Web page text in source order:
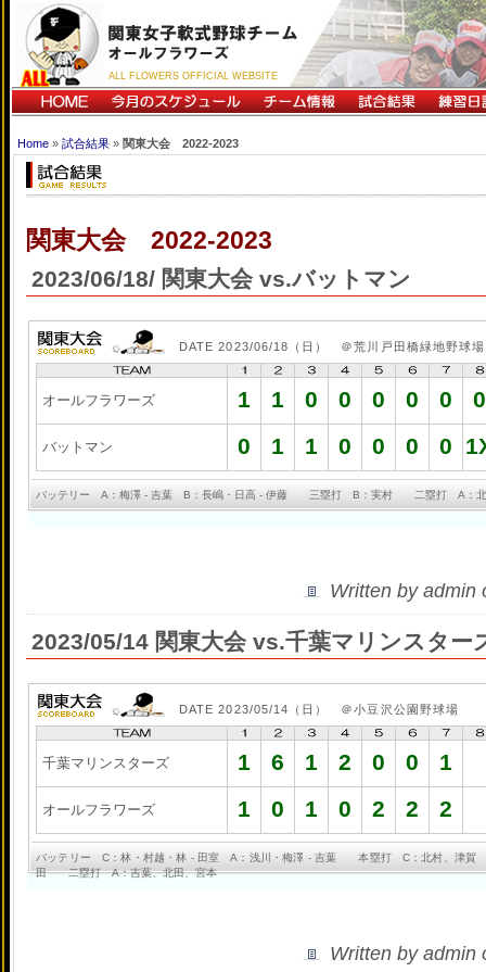
ALL FLOWERS OFFICIAL WEBSITE
Home » 試合結果 » 関東大会 2022-2023
関東大会 2022-2023
2023/06/18/ 関東大会 vs.バットマン
DATE 2023/06/18（日） ＠荒川戸田橋緑地野球場
オールフラワーズ 1 1 0 0 0 0 0 0
バットマン 0 1 1 0 0 0 0
バッテリー A：梅澤 - 吉葉 B：長嶋・日高 - 伊藤 三塁打 B：実村 二塁打 A：
Written by admin
2023/05/14 関東大会 vs.千葉マリンスター
DATE 2023/05/14（日） ＠小豆沢公園野球場
千葉マリンスターズ 1 6 1 2 0 0 1
オールフラワーズ 1 0 1 0 2 2 2
バッテリー C：林・村越・林 - 田室 A：浅川・梅澤 - 吉葉 本塁打 C：北村、
田 二塁打 A：吉葉、北田、宮本
Written by admin